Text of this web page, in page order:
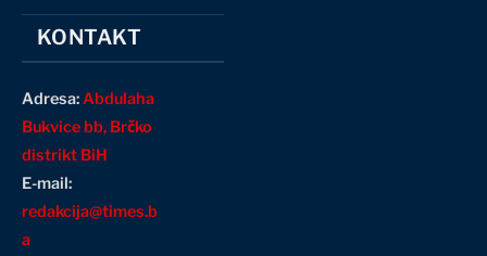
KONTAKT
Adresa:Abdulaha
Bukvice bb, Brčko
distrikt BiH
E-mail:
redakcija@times.b
a